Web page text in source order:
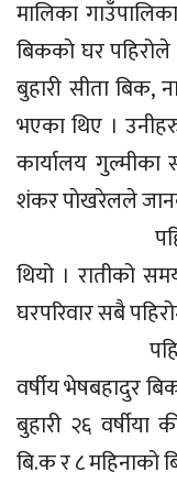
मालिका
बिककाे घर
बुहारी सीता बिक,
भएका थिए ।
कार्यालय गुल्मीका
शंकर
पहिरोले
थियो । रातीको
घरपरिवार
पहिरोमा
वर्षीय भेषबहादुर
बुहारी २६ वर्षीया
बि.क र ८ महिनाको